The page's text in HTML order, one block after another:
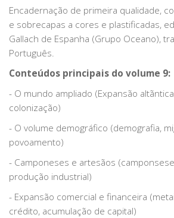
Encadernação de primeira qualidade,
e sobrecapas a cores e plastificadas,
Gallach de Espanha (Grupo Oceano),
Português.
Conteúdos principais do volume 9:
- O mundo ampliado (Expansão
colonização)
- O volume demográfico (demografia,
povoamento)
- Camponeses e artesãos
produção industrial)
- Expansão comercial e financeira
crédito, acumulação de capital)